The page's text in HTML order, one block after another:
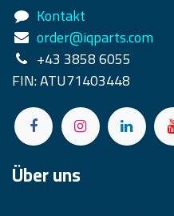
Kontakt
order@iqparts.com
+43 3858 6055
FIN: ATU71403448
Über uns